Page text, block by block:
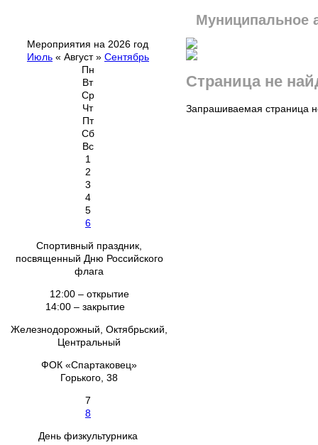
Муниципальное
Мероприятия на 2026 год
Июль « Август» Сентябрь
Пн
Вт
Ср
Чт
Пт
Сб
Вс
1
2
3
4
5
6
Спортивный праздник,
посвященный Дню Российского
флага
12:00 – открытие
14:00 – закрытие
Железнодорожный, Октябрьский,
Центральный
ФОК «Спартаковец»
Горького, 38
7
8
День физкультурника
Страница не
Запрашиваемая страница